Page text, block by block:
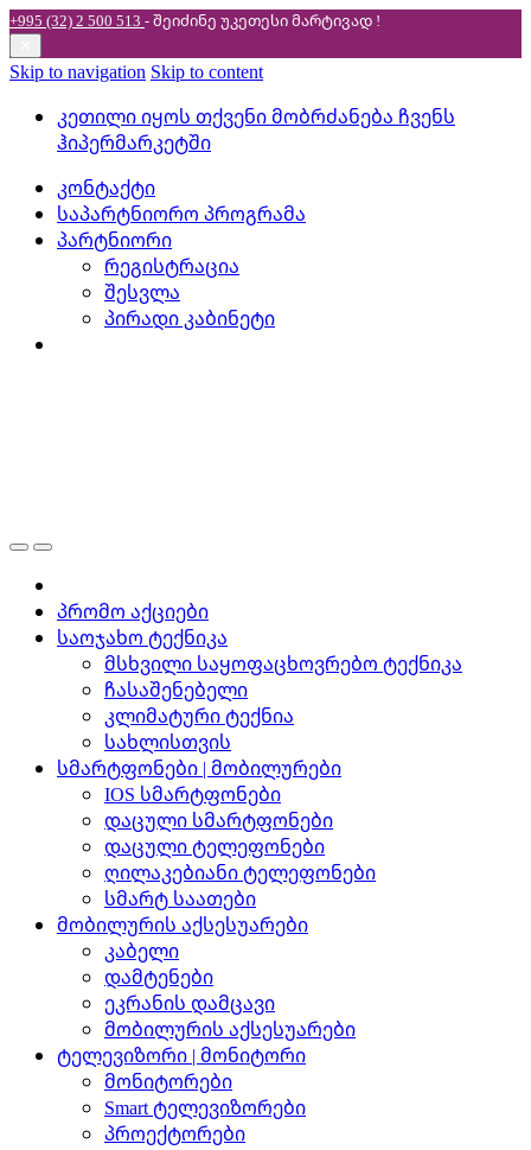
+995 (32) 2 500 513 - შეიძინე უკეთესიმარტივად !
Skip to navigation Skip to content
კეთილი იყოს თქვენი მობრძანება ჩვენს
ჰიპერმარკეტში
კონტაქტი
საპარტნიორო პროგრამა
პარტნიორი
რეგისტრაცია
შესვლა
პირადი კაბინეტი
პრომო აქციები
საოჯახო ტექნიკა
მსხვილი საყოფაცხოვრებო ტექნიკა
ჩასაშენებელი
კლიმატური ტექნია
სახლისთვის
სმარტფონები | მობილურები
IOS სმარტფონები
დაცული სმარტფონები
დაცული ტელეფონები
ღილაკებიანი ტელეფონები
სმარტ საათები
მობილურის აქსესუარები
კაბელი
დამტენები
ეკრანის დამცავი
მობილურის აქსესუარები
ტელევიზორი | მონიტორი
მონიტორები
Smart ტელევიზორები
პროექტორები